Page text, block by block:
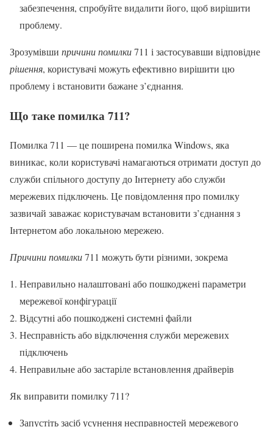
забезпечення, спробуйте видалити його, щоб вирішити
проблему.
Зрозумівши причини помилки711 і застосувавши відповідне
рішення, користувачі можуть ефективно вирішити цю
проблему і встановити бажане з’єднання.
Що таке помилка 711?
Помилка 711 — це поширена помилка Windows, яка
виникає, коли користувачі намагаються отримати доступ до
служби спільного доступу до Інтернету або служби
мережевих підключень. Це повідомлення про помилку
зазвичай заважає користувачам встановити з’єднання з
Інтернетом або локальною мережею.
Причини помилки711 можуть бути різними, зокрема
Неправильно налаштовані або пошкоджені параметри
мережевої конфігурації
Відсутні або пошкоджені системні файли
Несправність або відключення служби мережевих
підключень
Неправильне або застаріле встановлення драйверів
Як виправити помилку 711?
Запустіть засіб усунення несправностей мережевого